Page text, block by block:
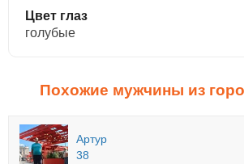
Цвет глаз
голубые
Похожие мужчины из
Артур
38